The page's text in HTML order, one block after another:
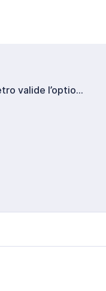
LA Metro valide l’option STCP pour le corridor américain Sepulveda : une présence française de premier plan.